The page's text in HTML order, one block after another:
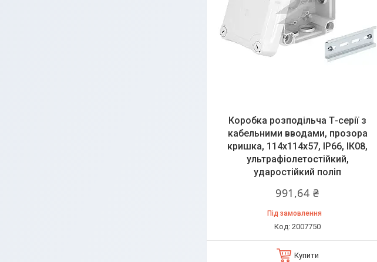
Коробка розподільча Т-серії з
кабельними вводами, прозора
кришка, 114х114х57, ІР66, ІК08,
ультрафіолетостійкий,
ударостійкий поліп
991,64 ₴
Під замовлення
2007750
Купити